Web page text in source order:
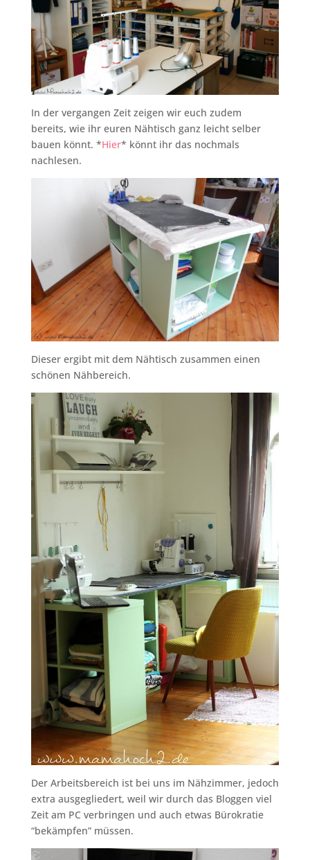
In der vergangen Zeit zeigen wir euch zudem
bereits, wie ihr euren Nähtisch ganz leicht selber
bauen könnt. *Hier* könnt ihr das nochmals
nachlesen.
Dieser ergibt mit dem Nähtisch zusammen einen
schönen Nähbereich.
Der Arbeitsbereich ist bei uns im Nähzimmer, jedoch
extra ausgegliedert, weil wir durch das Bloggen viel
Zeit am PC verbringen und auch etwas Bürokratie
“bekämpfen” müssen.